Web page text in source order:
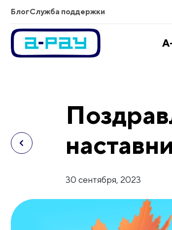
БлогСлужба поддержки
30 сентября, 2023